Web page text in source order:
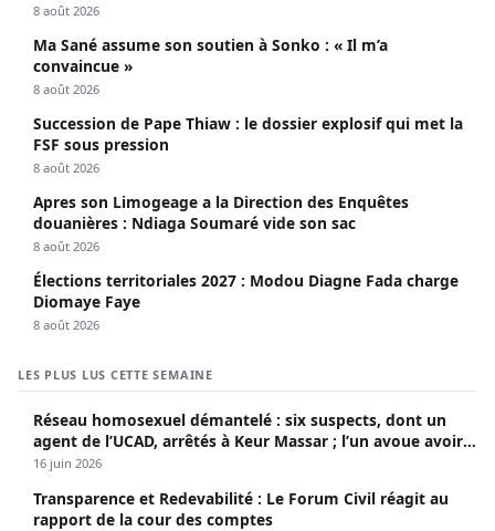
8 août 2026
Ma Sané assume son soutien à Sonko : « Il m’a
convaincue »
8 août 2026
Succession de Pape Thiaw : le dossier explosif qui met la
FSF sous pression
8 août 2026
Apres son Limogeage a la Direction des Enquêtes
douanières : Ndiaga Soumaré vide son sac
8 août 2026
Élections territoriales 2027 : Modou Diagne Fada charge
Diomaye Faye
8 août 2026
LES PLUS LUS CETTE SEMAINE
Réseau homosexuel démantelé : six suspects, dont un
agent de l’UCAD, arrêtés à Keur Massar ; l’un avoue avoir
propagé le VIH depuis 2018
16 juin 2026
Transparence et Redevabilité : Le Forum Civil réagit au
rapport de la cour des comptes